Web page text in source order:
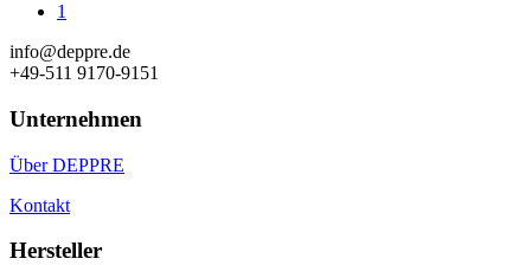
1
info@deppre.de
+49-511 9170-9151
Unternehmen
Über DEPPRE
Kontakt
Hersteller